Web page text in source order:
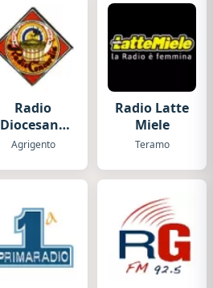
Radio
Diocesana
Concordia
Agrigento
Radio Latte
Miele
Teramo